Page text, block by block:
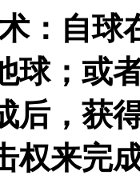
：自球
球；或
后，获
权来完